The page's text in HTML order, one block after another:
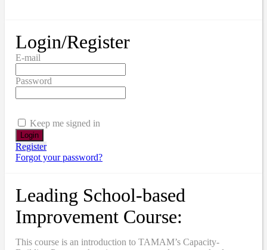
Login/Register
E-mail
Password
Keep me signed in
Register
Forgot your password?
Leading School-based
Improvement Course:
This course is an introduction to TAMAM’s Capacity-